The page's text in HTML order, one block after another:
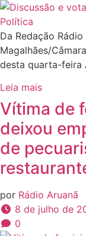
Política
Da Redação
Magalhães/
desta quarta-feira
Leia mais
Vítima de
deixou
de
por Rádio Aruanã
8 de julho de
0